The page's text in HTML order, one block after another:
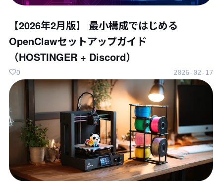
【2026年2月版】 最小構成ではじめる
OpenClawセットアップガイド
（HOSTINGER + Discord）
2026-02-17
0